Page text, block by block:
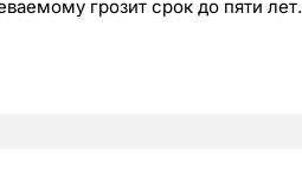
грозит срок до пяти лет.